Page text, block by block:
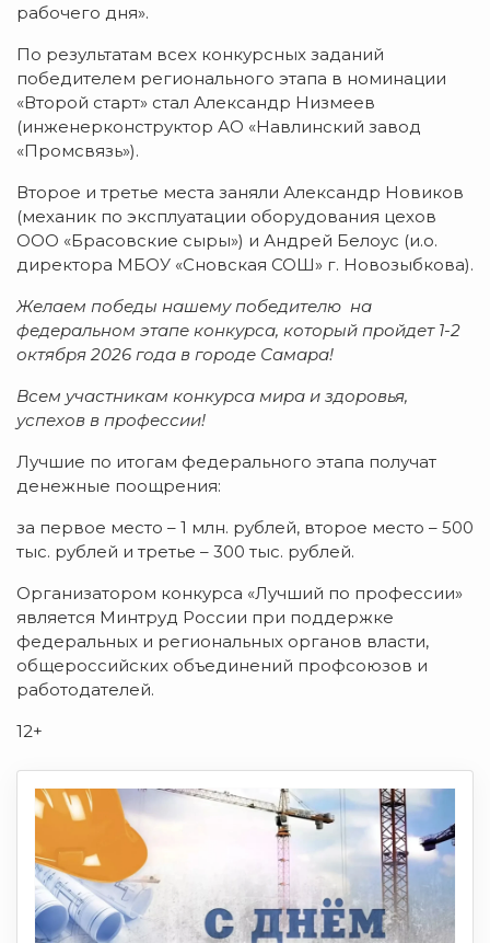
рабочего дня».
По результатам всех конкурсных заданий
победителем регионального этапа в номинации
«Второй старт» стал Александр Низмеев
(инженерконструктор АО «Навлинский завод
«Промсвязь»).
Второе и третье места заняли Александр Новиков
(механик по эксплуатации оборудования цехов
ООО «Брасовские сыры») и Андрей Белоус (и.о.
директора МБОУ «Сновская СОШ» г. Новозыбкова).
Желаем победы нашему победителю на
федеральном этапе конкурса, который пройдет 1-2
октября 2026 года в городе Самара!
Всем участникам конкурса мира и здоровья,
успехов в профессии!
Лучшие по итогам федерального этапа получат
денежные поощрения:
за первое место – 1 млн. рублей, второе место – 500
тыс. рублей и третье – 300 тыс. рублей.
Организатором конкурса «Лучший по профессии»
является Минтруд России при поддержке
федеральных и региональных органов власти,
общероссийских объединений профсоюзов и
работодателей.
12+